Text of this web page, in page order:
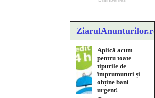
ZiarulAnunturilor.ro
Curatare
canapele
Bucuresti.
Curatare
profesionala
Website de tip